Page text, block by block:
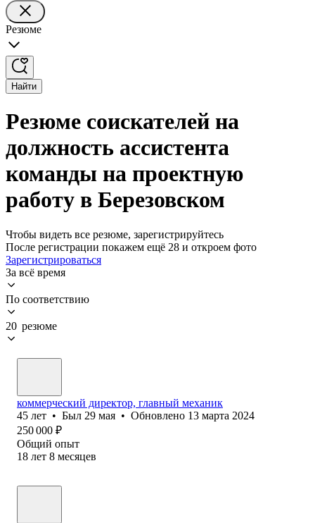
Резюме
Найти
Резюме соискателей на
должность ассистента
команды на проектную
работу в Березовском
Чтобы видеть все резюме, зарегистрируйтесь
После регистрации покажем ещё 28 и откроем фото
Зарегистрироваться
За всё время
По соответствию
20 резюме
коммерческий директор, главный механик
45 лет • Был 29 мая • Обновлено 13 марта 2024
250 000 ₽
Общий опыт
18 лет 8 месяцев